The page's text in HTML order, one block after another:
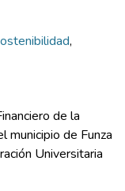
,
de la
municipio de Funza
Universitaria